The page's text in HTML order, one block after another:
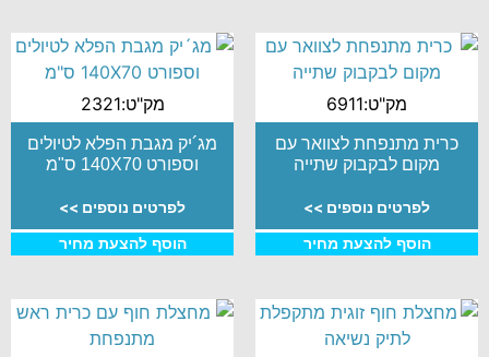
מק"ט:6911
כרית מתנפחת לצוואר עם
מקום לבקבוק שתייה
לפרטים נוספים >>
הוסף להצעת מחיר
מק"ט:2321
מג´יק מגבת הפלא לטיולים
וספורט 140X70 ס"מ
לפרטים נוספים >>
הוסף להצעת מחיר